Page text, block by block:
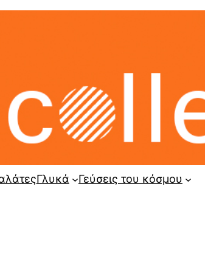
Γλυκά Γεύσεις του κόσμου